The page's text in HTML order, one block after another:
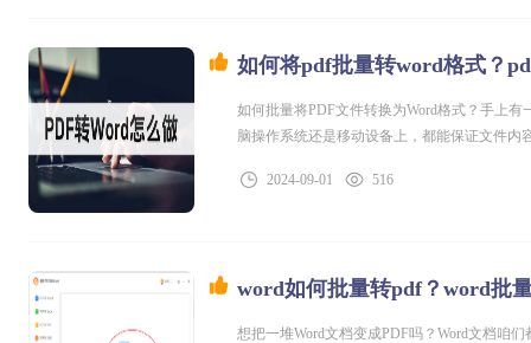
如何将pdf批量转word格式？
如何批量将PDF文件转换为Word格式？手上
脑操作系统还是移动设备上，都能保证文件
进行编辑和格式调整。如果面对的是大量文
2024-09-01 516
word如何批量转pdf？word批
想把一堆Word文档变成PDF吗？Word文档咱